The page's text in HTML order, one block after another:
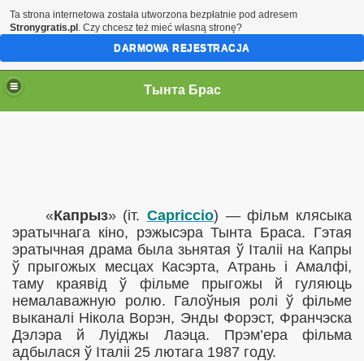
Тынта Брас
«Капрыз» (іт. Capriccio) —фільм клясыка
эратычнага кіно, рэжысэра Тынта Браса. Гэтая
эратычная драма была зьнятая ў Італіі на Капры
ў прыгожых месцах Касэрта, Атрань і Амалфі,
таму краявід ў фільме прыгожы й гуляюць
немалаважную ролю. Галоўныя ролі ў фільме
выканалі Нікола Ворэн, Энды Форэст, Франчэска
Дэлэра й Луіджы Лаэца. Прэм’ера фільма
адбылася ў Італіі 25 лютага 1987 году.
Ta strona internetowa została utworzona bezpłatnie pod adresem
Stronygratis.pl . Czy chcesz też mieć własną stronę?
DARMOWA REJESTRACJA